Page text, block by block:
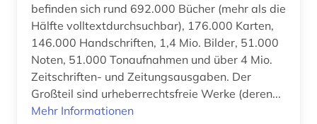
musiknoten (1)
musikschrifttum (1)
musikschule (1)
musikterminologie (1)
befinden sich rund 692.000 Bücher (mehr als die
Hälfte volltextdurchsuchbar), 176.000 Karten,
146.000 Handschriften, 1,4 Mio. Bilder, 51.000
Noten, 51.000 Tonaufnahmen und über 4 Mio.
Zeitschriften- und Zeitungsausgaben. Der
Großteil sind urheberrechtsfreie Werke (deren...
Mehr Informationen